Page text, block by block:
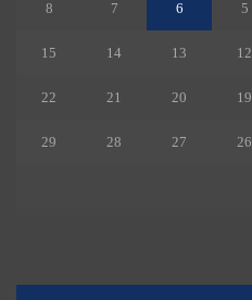
5
6
7
8
12
13
14
15
19
20
21
22
26
27
28
29